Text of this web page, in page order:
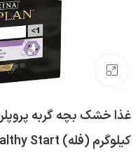
بزرگنمایی تصویر
کیلوگرم (فله) ProPlan Kitten Healthy Start